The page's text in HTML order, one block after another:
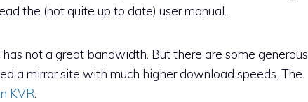
the (not quite up to date) user manual.
not a great bandwidth. But there are some generous
a mirror site with much higher download speeds. The
KVR.